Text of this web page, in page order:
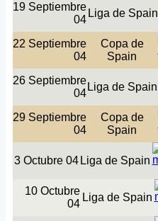
19 Septiembre
04
Liga de Spain
22 Septiembre
04
Copa de
Spain
26 Septiembre
04
Liga de Spain
29 Septiembre
04
Copa de
Spain
3 Octubre 04 Liga de Spain
10 Octubre
04
Liga de Spain